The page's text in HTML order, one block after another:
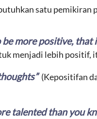
satu pemikiran
more positive, that
menjadi lebih positif,
(Kepositifan
talented than you